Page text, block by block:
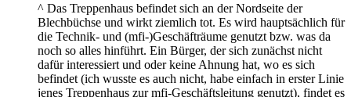
^ Das Treppenhaus befindet sich an der Nordseite der
Blechbüchse und wirkt ziemlich tot. Es wird hauptsächlich für
die Technik- und (mfi-)Geschäfträume genutzt bzw. was da
noch so alles hinführt. Ein Bürger, der sich zunächst nicht
dafür interessiert und oder keine Ahnung hat, wo es sich
befindet (ich wusste es auch nicht, habe einfach in erster Linie
jenes Treppenhaus zur mfi-Geschäftsleitung genutzt), findet es